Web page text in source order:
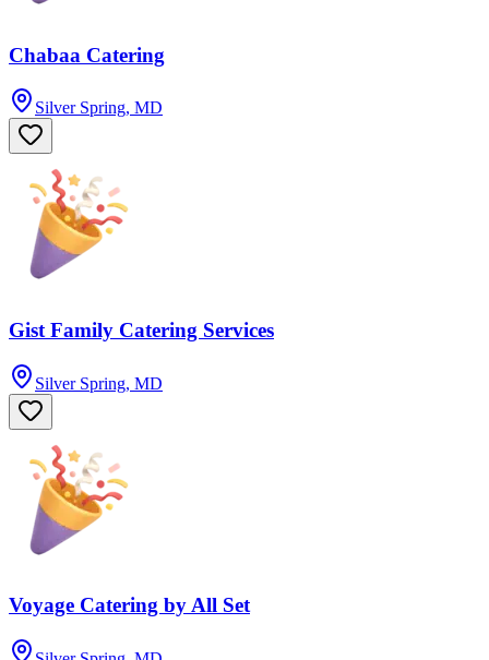
Chabaa Catering
Silver Spring, MD
Gist Family Catering Services
Silver Spring, MD
Voyage Catering by All Set